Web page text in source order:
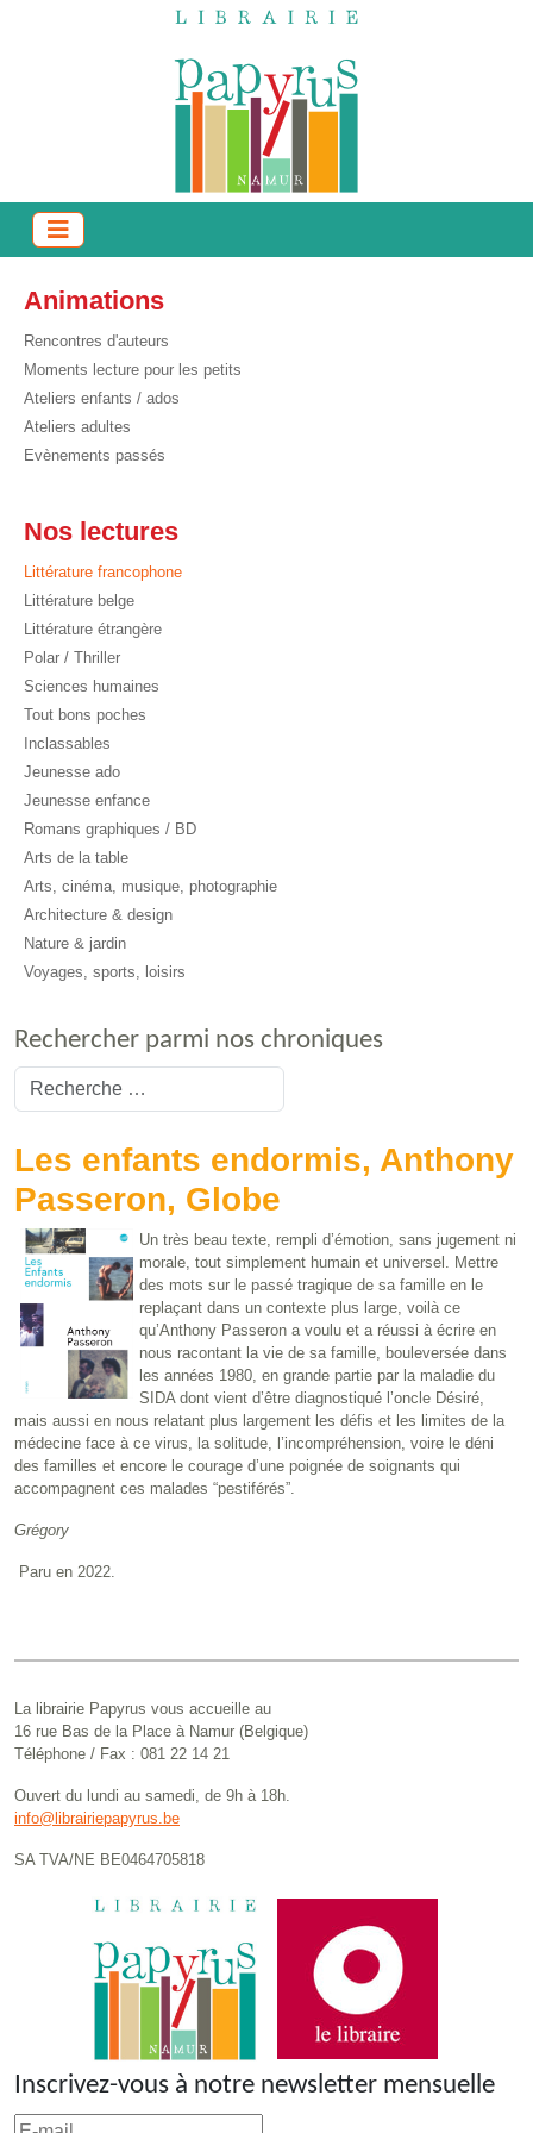
Animations
Rencontres d'auteurs
Moments lecture pour les petits
Ateliers enfants / ados
Ateliers adultes
Evènements passés
Nos lectures
Littérature francophone
Littérature belge
Littérature étrangère
Polar / Thriller
Sciences humaines
Tout bons poches
Inclassables
Jeunesse ado
Jeunesse enfance
Romans graphiques / BD
Arts de la table
Arts, cinéma, musique, photographie
Architecture & design
Nature & jardin
Voyages, sports, loisirs
Rechercher parmi nos chroniques
Valider
Les enfants endormis, Anthony
Passeron, Globe
Un très beau texte, rempli d’émotion, sans jugement ni
morale, tout simplement humain et universel. Mettre
des mots sur le passé tragique de sa famille en le
replaçant dans un contexte plus large, voilà ce
qu’Anthony Passeron a voulu et a réussi à écrire en
nous racontant la vie de sa famille, bouleversée dans
les années 1980, en grande partie par la maladie du
SIDA dont vient d’être diagnostiqué l’oncle Désiré,
mais aussi en nous relatant plus largement les défis et les limites de la
médecine face à ce virus, la solitude, l’incompréhension, voire le déni
des familles et encore le courage d’une poignée de soignants qui
accompagnent ces malades “pestiférés”.
Grégory
Paru en 2022.
La librairie Papyrus vous accueille au
16 rue Bas de la Place à Namur (Belgique)
Téléphone / Fax : 081 22 14 21
Ouvert du lundi au samedi, de 9h à 18h.
info@librairiepapyrus.be
SA TVA/NE BE0464705818
Inscrivez-vous à notre newsletter mensuelle